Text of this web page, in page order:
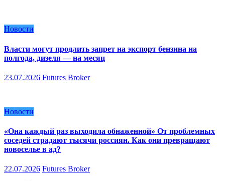
Новости
Власти могут продлить запрет на экспорт бензина на
полгода, дизеля — на месяц
23.07.2026 Futures Broker
Новости
«Она каждый раз выходила обнаженной» От проблемных
соседей страдают тысячи россиян. Как они превращают
новоселье в ад?
22.07.2026 Futures Broker